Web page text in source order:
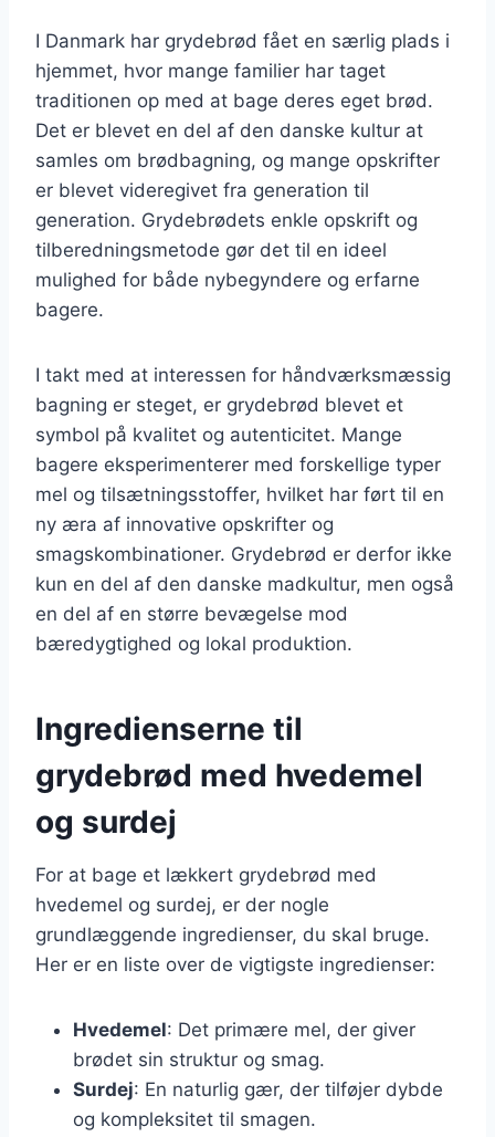
I Danmark har grydebrød fået en særlig plads i
hjemmet, hvor mange familier har taget
traditionen op med at bage deres eget brød.
Det er blevet en del af den danske kultur at
samles om brødbagning, og mange opskrifter
er blevet videregivet fra generation til
generation. Grydebrødets enkle opskrift og
tilberedningsmetode gør det til en ideel
mulighed for både nybegyndere og erfarne
bagere.
I takt med at interessen for håndværksmæssig
bagning er steget, er grydebrød blevet et
symbol på kvalitet og autenticitet. Mange
bagere eksperimenterer med forskellige typer
mel og tilsætningsstoffer, hvilket har ført til en
ny æra af innovative opskrifter og
smagskombinationer. Grydebrød er derfor ikke
kun en del af den danske madkultur, men også
en del af en større bevægelse mod
bæredygtighed og lokal produktion.
Ingredienserne til
grydebrød med hvedemel
og surdej
For at bage et lækkert grydebrød med
hvedemel og surdej, er der nogle
grundlæggende ingredienser, du skal bruge.
Her er en liste over de vigtigste ingredienser:
Hvedemel: Det primære mel, der giver
brødet sin struktur og smag.
Surdej: En naturlig gær, der tilføjer dybde
og kompleksitet til smagen.